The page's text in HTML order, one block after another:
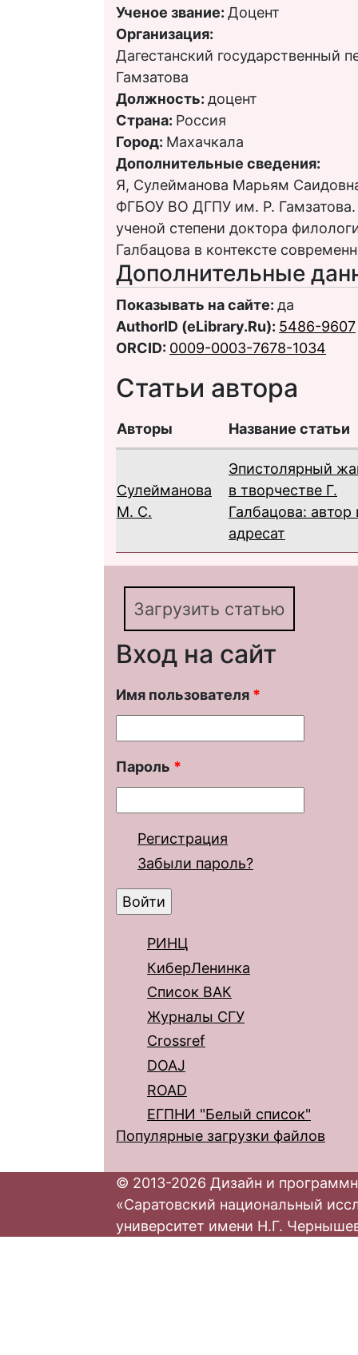
Ученое звание: Доцент
Организация:
Дагестанский государственный
Гамзатова
Должность: доцент
Страна: Россия
Город: Махачкала
Дополнительные сведения:
Я, Сулейманова Марьям
ФГБОУ ВО ДГПУ им. Р. Гамзатова.
ученой степени доктора
Галбацова в контексте
Дополнительные
Показывать на сайте: да
AuthorID (eLibrary.Ru): 5486-9607
ORCID: 0009-0003-7678-1034
Статьи автора
Авторы Название статьи
Сулейманова
М. С.
Эпистолярный
в творчестве Г.
Галбацова: автор
адресат
Загрузить статью
Вход на сайт
Имя пользователя *
Пароль *
Регистрация
Забыли пароль?
РИНЦ
КиберЛенинка
Список ВАК
Журналы СГУ
Crossref
DOAJ
ROAD
ЕГПНИ "Белый список"
Популярные загрузки файлов
© 2013-2026 Дизайн и
«Саратовский национальный
университет имени Н.Г.